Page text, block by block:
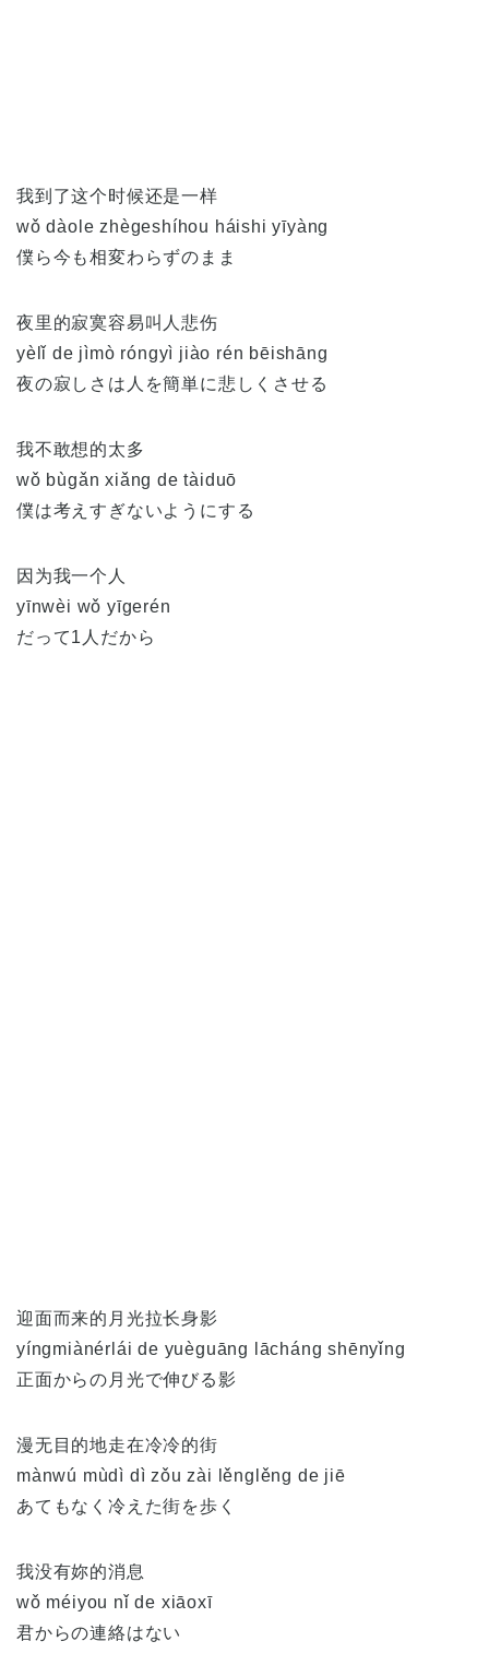
我到了这个时候还是一样
wǒ dàole zhègeshíhou háishi yīyàng
僕ら今も相変わらずのまま
夜里的寂寞容易叫人悲伤
yèlǐ de jìmò róngyì jiào rén bēishāng
夜の寂しさは人を簡単に悲しくさせる
我不敢想的太多
wǒ bùgǎn xiǎng de tàiduō
僕は考えすぎないようにする
因为我一个人
yīnwèi wǒ yīgerén
だって1人だから
迎面而来的月光拉长身影
yíngmiànérlái de yuèguāng lācháng shēnyǐng
正面からの月光で伸びる影
漫无目的地走在冷冷的街
mànwú mùdì dì zǒu zài lěnglěng de jiē
あてもなく冷えた街を歩く
我没有妳的消息
wǒ méiyou nǐ de xiāoxī
君からの連絡はない